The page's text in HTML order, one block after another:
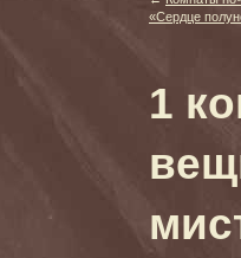
«Сердце
1